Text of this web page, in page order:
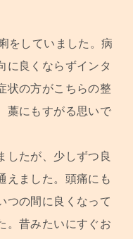
をしていました。病
に良くならずインタ
状の方がこちらの整
藁にもすがる思いで
したが、少しずつ良
えました。頭痛にも
つの間に良くなって
。昔みたいにすぐお